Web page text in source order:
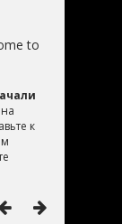
to
на
к